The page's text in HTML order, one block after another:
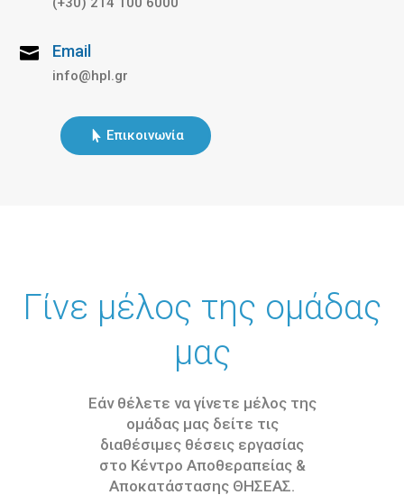
 Email
info@hpl.gr
Επικοινωνία
Γίνε μέλος της ομάδας
μας
Εάν θέλετε να γίνετε μέλος της
ομάδας μας δείτε τις
διαθέσιμες θέσεις εργασίας
στο Κέντρο Αποθεραπείας &
Αποκατάστασης ΘΗΣΕΑΣ.